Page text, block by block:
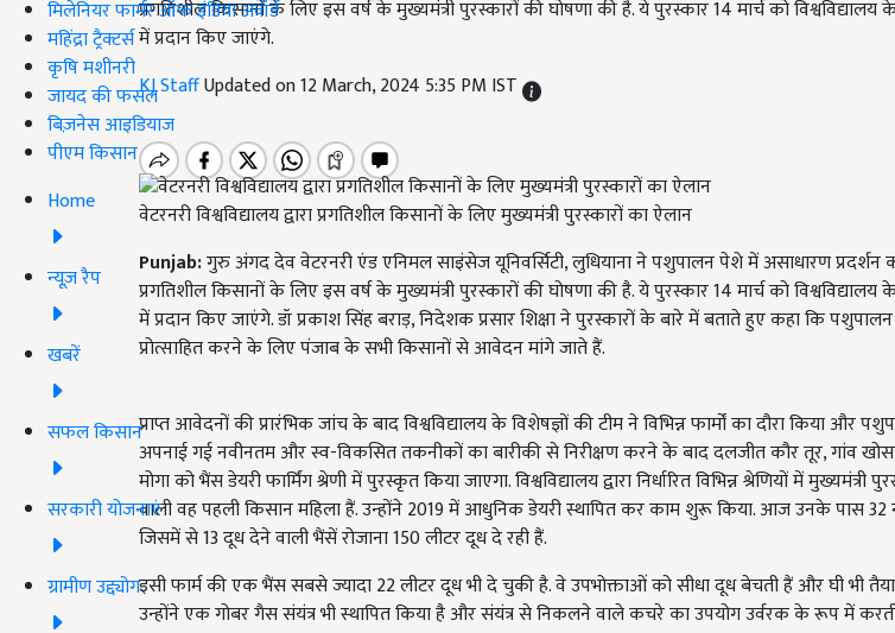
मिलेनियर फार्मर ऑफ इंडिया अवॉर्ड
महिंद्रा ट्रैक्टर्स
कृषि मशीनरी
जायद की फसल
बिज़नेस आइडियाज
पीएम किसान
Home
न्यूज़ रैप
खबरें
सफल किसान
सरकारी योजनाएं
ग्रामीण उद्द्योग
प्रगतिशील किसानों के लिए इस वर्ष के मुख्यमंत्री पुरस्कारों की घोषणा की है. ये पुरस्कार 14 मार्च को
में प्रदान किए जाएंगे.
KJ StaffUpdated on 12 March, 2024 5:35 PM IST
वेटरनरी विश्वविद्यालय द्वारा प्रगतिशील किसानों के लिए मुख्यमंत्री पुरस्कारों का ऐलान
Punjab:गुरु अंगद देव वेटरनरी एंड एनिमल साइंसेज यूनिवर्सिटी, लुधियाना ने पशुपालन पेशे में असाधारण प्रदर्शन
प्रगतिशील किसानों के लिए इस वर्ष के मुख्यमंत्री पुरस्कारों की घोषणा की है. ये पुरस्कार 14 मार्च को
में प्रदान किए जाएंगे. डॉ प्रकाश सिंह बराड़, निदेशक प्रसार शिक्षा ने पुरस्कारों के बारे में बताते हुए कहा कि
प्रोत्साहित करने के लिए पंजाब के सभी किसानों से आवेदन मांगे जाते हैं.
प्राप्त आवेदनों की प्रारंभिक जांच के बाद विश्वविद्यालय के विशेषज्ञों की टीम ने विभिन्न फार्मों का दौरा किया और
अपनाई गई नवीनतम और स्व-विकसित तकनीकों का बारीकी से निरीक्षण करने के बाद दलजीत कौर तूर, गांव
मोगा को भैंस डेयरी फार्मिंग श्रेणी में पुरस्कृत किया जाएगा. विश्वविद्यालय द्वारा निर्धारित विभिन्न श्रेणियों में मुख्यमंत्री
वाली वह पहली किसान महिला हैं. उन्होंने 2019 में आधुनिक डेयरी स्थापित कर काम शुरू किया. आज उनके पास 32
जिसमें से 13 दूध देने वाली भैंसें रोजाना 150 लीटर दूध दे रही हैं.
इसी फार्म की एक भैंस सबसे ज्यादा 22 लीटर दूध भी दे चुकी है. वे उपभोक्ताओं को सीधा दूध बेचती हैं और घी भी
उन्होंने एक गोबर गैस संयंत्र भी स्थापित किया है और संयंत्र से निकलने वाले कचरे का उपयोग उर्वरक के रूप में